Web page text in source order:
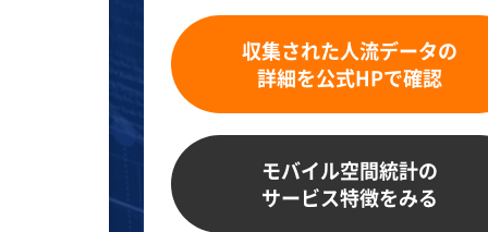
収集された人流データの
詳細を公式HPで確認
モバイル空間統計の
サービス特徴をみる